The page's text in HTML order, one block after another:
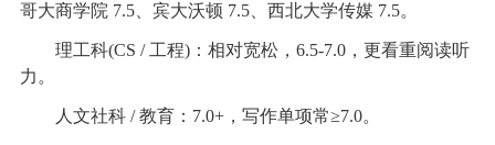
哥大商学院 7.5、宾大沃顿 7.5、西北大学传媒 7.5。
理工科(CS / 工程)：相对宽松，6.5-7.0，更看重阅读听
力。
人文社科 / 教育：7.0+，写作单项常≥7.0。